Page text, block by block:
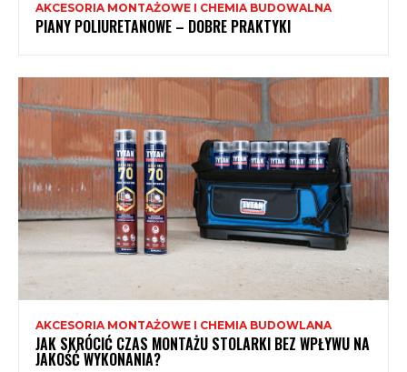
AKCESORIA MONTAŻOWE I CHEMIA BUDOWALNA
PIANY POLIURETANOWE – DOBRE PRAKTYKI
AKCESORIA MONTAŻOWE I CHEMIA BUDOWLANA
JAK SKRÓCIĆ CZAS MONTAŻU STOLARKI BEZ WPŁYWU NA
JAKOŚĆ WYKONANIA?